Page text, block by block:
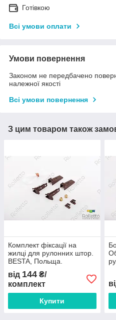
Готівкою
Всі умови оплати
Умови повернення
Законом не передбачено
належної якості
Всі умови повернення
З цим товаром також
Комплект фіксації на
жилці для рулонних штор.
BESTA, Польща.
від 144 ₴/
комплект
Купити